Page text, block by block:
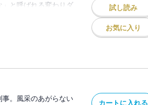
と呼ばれる変わりダ
かして事件の真相に
乳」の人気を探り、
屋の貝汁に天啓を得
試し読み
お気に入り
。風采のあがらない
カートに入れる